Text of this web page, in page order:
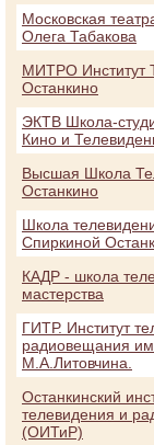
Московская
Олега Табакова
МИТРО Институт
Останкино
ЭКТВ Школа-
Кино и
Высшая Школа
Останкино
Школа
Спиркиной
КАДР - школа
мастерства
ГИТР. Институт
радиовещания им.
М.А.Литовчина.
Останкинский
телевидения и
(ОИТиР)